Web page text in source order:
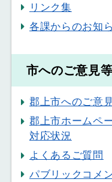
リンク集
各課からのお知
市へのご意見等
郡上市へのご意
郡上市ホームペ
対応状況
よくあるご質問
パブリックコメ